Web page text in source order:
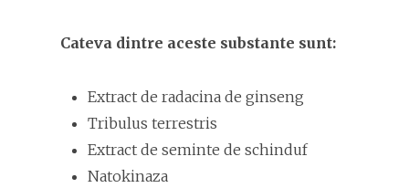
Cateva dintre aceste substante sunt:
Extract de radacina de ginseng
Tribulus terrestris
Extract de seminte de schinduf
Natokinaza